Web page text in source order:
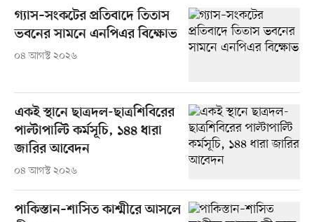
গ্যাস–সংকটের প্রতিবাদে তিতাস
ভবনের সামনে এনপিএর বিক্ষোভ
০৪ আগস্ট ২০২৬
একই স্থানে ছাত্রদল-ছাত্রশিবিরের
পাল্টাপাল্টি কর্মসূচি, ১৪৪ ধারা
জারির আবেদন
০৪ আগস্ট ২০২৬
পাকিস্তান–শাসিত কাশ্মীরে আসলে